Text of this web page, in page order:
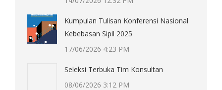
Kumpulan Tulisan Konferensi Nasional
Kebebasan Sipil 2025
17/06/2026 4:23 PM
Seleksi Terbuka Tim Konsultan
08/06/2026 3:12 PM